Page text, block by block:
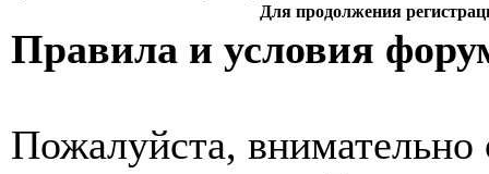
Для продолжения
Правила и условия
Пожалуйста, внимательно